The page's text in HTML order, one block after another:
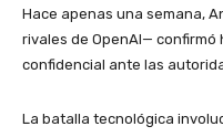
Hace apenas una semana,
rivales de OpenAI—
confidencial ante las
La batalla tecnológica